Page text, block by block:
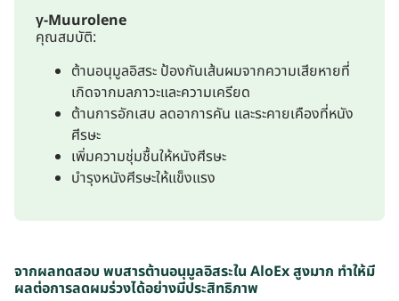
γ-Muurolene
คุณสมบัติ:
ต้านอนุมูลอิสระ ป้องกันเส้นผมจากความเสียหายที่
เกิดจากมลภาวะและความเครียด
ต้านการอักเสบ ลดอาการคัน และระคายเคืองที่หนัง
ศีรษะ
เพิ่มความชุ่มชื้นให้หนังศีรษะ
บำรุงหนังศีรษะให้แข็งแรง
จากผลทดสอบ พบสารต้านอนุมูลอิสระใน AloExสูงมาก ทำให้มี
ผลต่อการลดผมร่วงได้อย่างมีประสิทธิภาพ